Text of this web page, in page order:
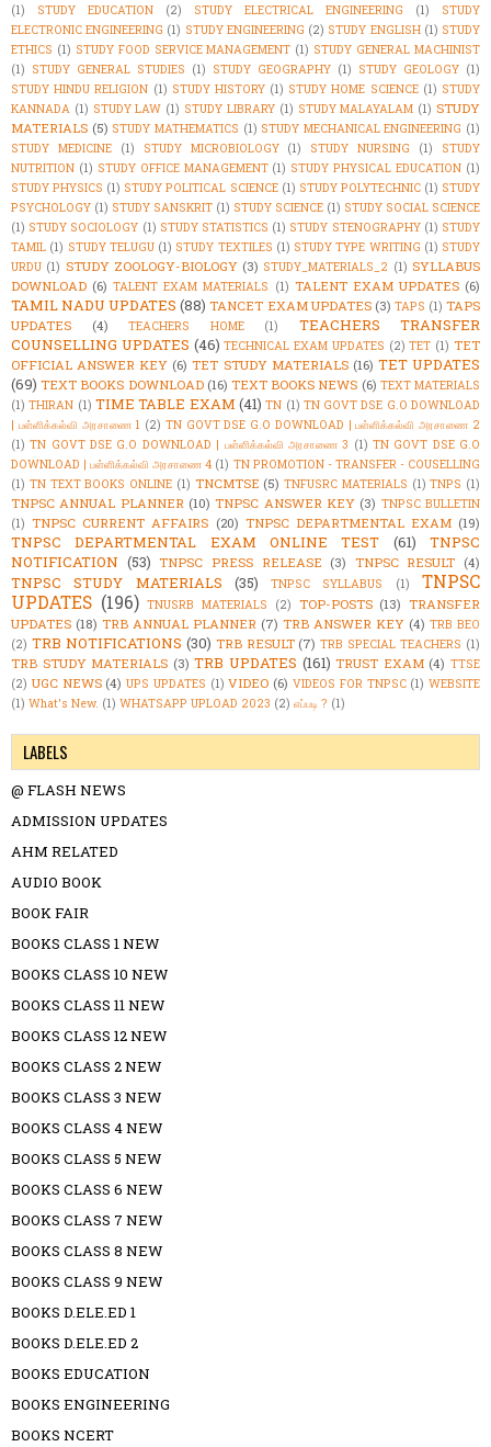
(1)
STUDY EDUCATION (2) STUDY ELECTRICAL ENGINEERING (1)
STUDY
ELECTRONIC ENGINEERING (1) STUDY ENGINEERING (2) STUDY ENGLISH (1) STUDY
ETHICS (1) STUDY FOOD SERVICE MANAGEMENT (1) STUDY GENERAL MACHINIST
(1) STUDY GENERAL STUDIES (1) STUDY GEOGRAPHY (1) STUDY GEOLOGY (1)
STUDY HINDU RELIGION (1) STUDY HISTORY (1) STUDY HOME SCIENCE (1) STUDY
KANNADA (1) STUDY LAW (1) STUDY LIBRARY (1) STUDY MALAYALAM (1) STUDY
MATERIALS (5) STUDY MATHEMATICS (1) STUDY MECHANICAL ENGINEERING (1)
STUDY MEDICINE
(1) STUDY MICROBIOLOGY (1) STUDY NURSING (1)
STUDY
NUTRITION (1) STUDY OFFICE MANAGEMENT (1) STUDY PHYSICAL EDUCATION (1)
STUDY PHYSICS (1) STUDY POLITICAL SCIENCE (1) STUDY POLYTECHNIC (1) STUDY
PSYCHOLOGY (1) STUDY SANSKRIT (1) STUDY SCIENCE (1) STUDY SOCIAL SCIENCE
(1) STUDY SOCIOLOGY (1) STUDY STATISTICS (1) STUDY STENOGRAPHY (1) STUDY
TAMIL (1) STUDY TELUGU (1) STUDY TEXTILES (1) STUDY TYPE WRITING (1) STUDY
URDU (1) STUDY ZOOLOGY-BIOLOGY (3) STUDY_MATERIALS_2 (1) SYLLABUS
DOWNLOAD (6) TALENT EXAM MATERIALS (1) TALENT EXAM UPDATES (6)
TAMIL NADU UPDATES (88) TANCET EXAM UPDATES (3) TAPS (1) TAPS
UPDATES
(4) TEACHERS HOME (1)
TEACHERS TRANSFER
COUNSELLING UPDATES (46) TECHNICAL EXAM UPDATES (2) TET (1) TET
OFFICIAL ANSWER KEY (6) TET STUDY MATERIALS (16) TET UPDATES
(69) TEXT BOOKS DOWNLOAD (16) TEXT BOOKS NEWS (6) TEXT MATERIALS
(1) THIRAN (1) TIME TABLE EXAM (41) TN (1) TN GOVT DSE G.O DOWNLOAD
| பள்ளிக்கல்வி அரசாணை 1 (2) TN GOVT DSE G.O DOWNLOAD | பள்ளிக்கல்வி அரசாணை 2
(1) TN GOVT DSE G.O DOWNLOAD | பள்ளிக்கல்வி அரசாணை 3 (1) TN GOVT DSE G.O
DOWNLOAD | பள்ளிக்கல்வி அரசாணை 4 (1) TN PROMOTION - TRANSFER - COUSELLING
(1) TN TEXT BOOKS ONLINE (1) TNCMTSE (5) TNFUSRC MATERIALS (1) TNPS (1)
TNPSC ANNUAL PLANNER (10) TNPSC ANSWER KEY (3) TNPSC BULLETIN
(1) TNPSC CURRENT AFFAIRS (20) TNPSC DEPARTMENTAL EXAM (19)
TNPSC DEPARTMENTAL EXAM ONLINE TEST (61)
TNPSC
NOTIFICATION (53) TNPSC PRESS RELEASE (3) TNPSC RESULT (4)
TNPSC STUDY MATERIALS (35) TNPSC SYLLABUS (1)
TNPSC
UPDATES (196) TNUSRB MATERIALS (2) TOP-POSTS (13) TRANSFER
UPDATES (18) TRB ANNUAL PLANNER (7) TRB ANSWER KEY (4) TRB BEO
(2) TRB NOTIFICATIONS (30) TRB RESULT (7) TRB SPECIAL TEACHERS (1)
TRB STUDY MATERIALS (3) TRB UPDATES (161) TRUST EXAM (4) TTSE
(2) UGC NEWS (4) UPS UPDATES (1) VIDEO (6) VIDEOS FOR TNPSC (1) WEBSITE
(1) What's New. (1) WHATSAPP UPLOAD 2023 (2) எப்படி ? (1)
LABELS
@ FLASH NEWS
ADMISSION UPDATES
AHM RELATED
AUDIO BOOK
BOOK FAIR
BOOKS CLASS 1 NEW
BOOKS CLASS 10 NEW
BOOKS CLASS 11 NEW
BOOKS CLASS 12 NEW
BOOKS CLASS 2 NEW
BOOKS CLASS 3 NEW
BOOKS CLASS 4 NEW
BOOKS CLASS 5 NEW
BOOKS CLASS 6 NEW
BOOKS CLASS 7 NEW
BOOKS CLASS 8 NEW
BOOKS CLASS 9 NEW
BOOKS D.ELE.ED 1
BOOKS D.ELE.ED 2
BOOKS EDUCATION
BOOKS ENGINEERING
BOOKS NCERT